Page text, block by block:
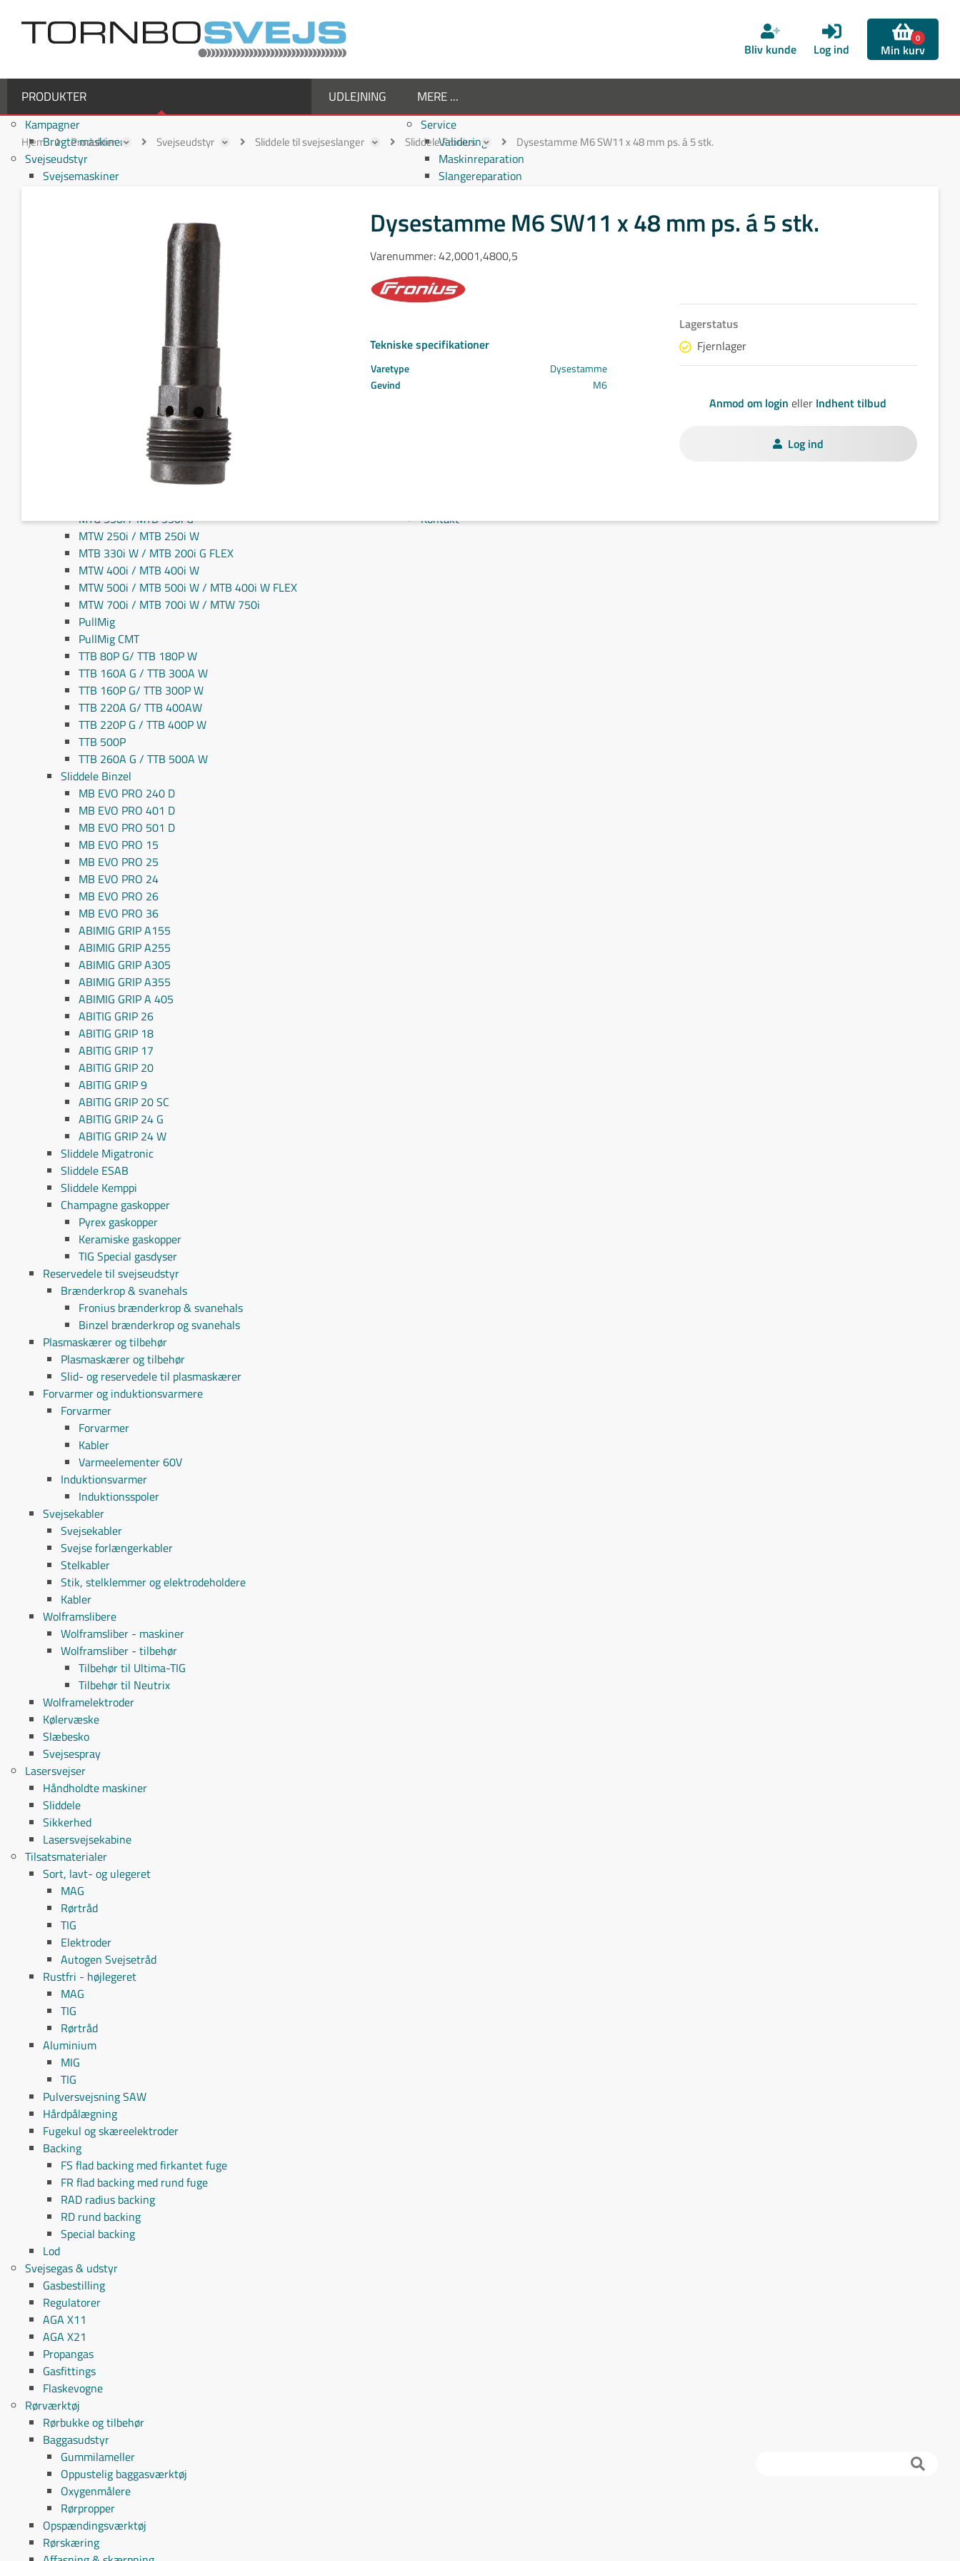
Bliv kunde Log ind
0
Min kurv
PRODUKTER
Kampagner
Brugte maskiner
Svejseudstyr
Svejsemaskiner
MMA / Elektrode svejsemaskiner
Binzel MIG/MAG svejseslanger
Fronius svejseslanger
Fronius MIG/MAG svejseslanger
Fronius TIG svejseslanger
Sliddele til svejseslanger
MTG 250i / MTB 250i G
MTG 320i / MTB 320i G
MTB 200i / MTB 330i G
MTG 550i / MTB 550i G
MTW 250i / MTB 250i W
MTB 330i W / MTB 200i G FLEX
MTW 400i / MTB 400i W
MTW 500i / MTB 500i W / MTB 400i W FLEX
MTW 700i / MTB 700i W / MTW 750i
PullMig
PullMig CMT
TTB 80P G/ TTB 180P W
TTB 160A G / TTB 300A W
TTB 160P G/ TTB 300P W
TTB 220A G/ TTB 400AW
TTB 220P G / TTB 400P W
TTB 500P
TTB 260A G / TTB 500A W
Sliddele Binzel
MB EVO PRO 240 D
MB EVO PRO 401 D
MB EVO PRO 501 D
MB EVO PRO 15
MB EVO PRO 25
MB EVO PRO 24
MB EVO PRO 26
MB EVO PRO 36
ABIMIG GRIP A155
ABIMIG GRIP A255
ABIMIG GRIP A305
ABIMIG GRIP A355
ABIMIG GRIP A 405
ABITIG GRIP 26
ABITIG GRIP 18
ABITIG GRIP 17
ABITIG GRIP 20
ABITIG GRIP 9
ABITIG GRIP 20 SC
ABITIG GRIP 24 G
ABITIG GRIP 24 W
Sliddele Migatronic
Sliddele ESAB
Sliddele Kemppi
Champagne gaskopper
Pyrex gaskopper
Keramiske gaskopper
TIG Special gasdyser
Reservedele til svejseudstyr
Brænderkrop & svanehals
Fronius brænderkrop & svanehals
Binzel brænderkrop og svanehals
Plasmaskærer og tilbehør
Plasmaskærer og tilbehør
Slid- og reservedele til plasmaskærer
Forvarmer og induktionsvarmere
Forvarmer
Forvarmer
Kabler
Varmeelementer 60V
Induktionsvarmer
Induktionsspoler
Svejsekabler
Svejsekabler
Svejse forlængerkabler
Stelkabler
Stik, stelklemmer og elektrodeholdere
Kabler
Wolframslibere
Wolframsliber - maskiner
Wolframsliber - tilbehør
Tilbehør til Ultima-TIG
Tilbehør til Neutrix
Wolframelektroder
Kølervæske
Slæbesko
Svejsespray
Lasersvejser
Håndholdte maskiner
Sliddele
Sikkerhed
Lasersvejsekabine
Tilsatsmaterialer
Sort, lavt- og ulegeret
MAG
Rørtråd
TIG
Elektroder
Autogen Svejsetråd
Rustfri - højlegeret
MAG
TIG
Rørtråd
Aluminium
MIG
TIG
Pulversvejsning SAW
Hårdpålægning
Fugekul og skæreelektroder
Backing
FS flad backing med firkantet fuge
FR flad backing med rund fuge
RAD radius backing
RD rund backing
Special backing
Lod
Svejsegas & udstyr
Gasbestilling
Regulatorer
AGA X11
AGA X21
Propangas
Gasfittings
Flaskevogne
Rørværktøj
Rørbukke og tilbehør
Baggasudstyr
Gummilameller
Oppustelig baggasværktøj
Oxygenmålere
Rørpropper
Opspændingsværktøj
Rørskæring
UDLEJNING MERE ...
Service
Validering
Maskinreparation
Slangereparation
Supplier
Job hos TornboSvejs
Kvalitetspolitik
ESG politik
Kom i mål med dit projekt
Kontakt
Hjem Produkter Svejseudstyr Sliddele til svejseslanger Sliddele Fronius Dysestamme M6 SW11 x 48 mm ps. á 5 stk.
Dysestamme M6 SW11 x 48 mm ps. á 5 stk.
Varenummer:42,0001,4800,5
Tekniske specifikationer
Varetype
Dysestamme
Gevind
M6
Lagerstatus
Fjernlager
Anmod om login eller Indhent tilbud
Log ind